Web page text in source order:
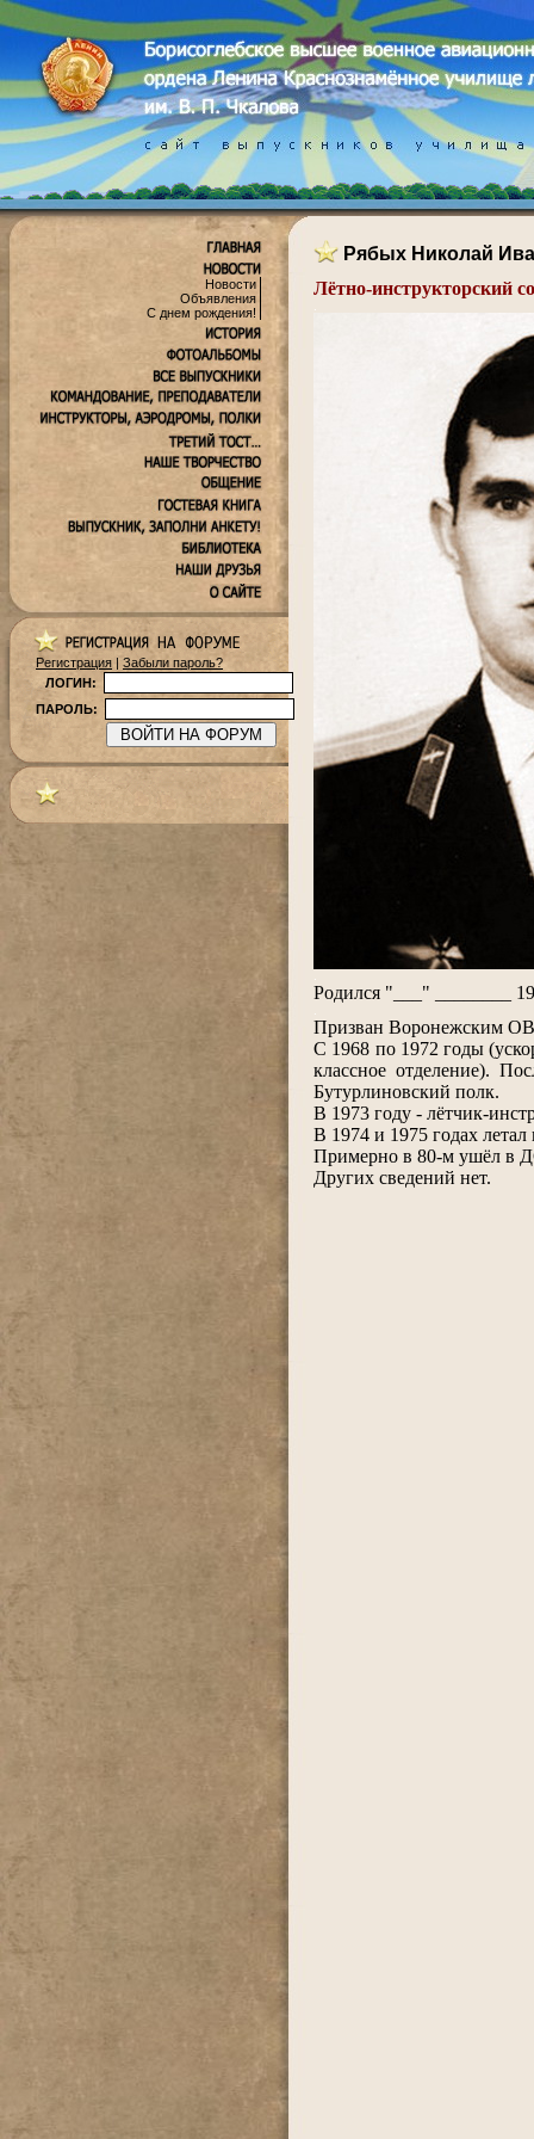
Новости
Объявления
С днем рождения!
Регистрация | Забыли пароль?
ЛОГИН:
ПАРОЛЬ:
Рябых Николай
Лётно-инструкторский
Родился "___" ________
Призван Воронежским
С 1968 по 1972 годы
классное отделение).
Бутурлиновский полк.
В 1973 году - лётчик-
В 1974 и 1975 годах
Примерно в 80-м ушёл
Других сведений нет.